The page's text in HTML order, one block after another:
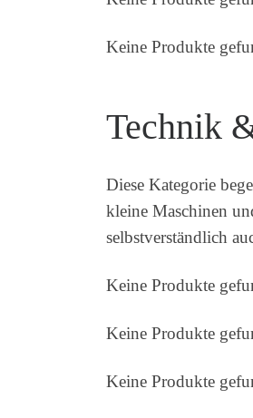
Keine Produkte
Technik
Diese Kategorie
kleine Maschinen
selbstverständlich
Keine Produkte
Keine Produkte
Keine Produkte